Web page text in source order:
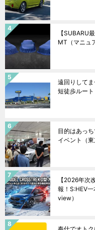
【SUBARU
MT（マニュ
遠回りして
短徒歩ルート
目的はあっ
イベント（東
【2026年次
報！S:HEV
view）